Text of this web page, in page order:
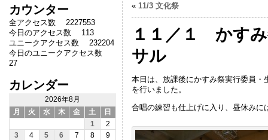
カウンター
全アクセス数 2227553
今日のアクセス数 113
ユニークアクセス数 232204
今日のユニークアクセス数
27
カレンダー
2026年8月
月
火 水 木 金 土 日
1
2
3
4 5 6 7 8
9
« 11/3 文化祭
１１／１ かす
サル
本日は、放課後にかすみ祭実行委員
を行いました。
合唱の練習も仕上げに入り、昼休み